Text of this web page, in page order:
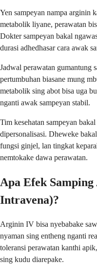
Yen sampeyan nampa arginin
metabolik liyane, perawatan
Dokter sampeyan bakal
durasi adhedhasar cara awak
Jadwal perawatan gumantung
pertumbuhan biasane mung
metabolik sing abot bisa uga
nganti awak sampeyan stabil.
Tim kesehatan sampeyan
dipersonalisasi. Dheweke
fungsi ginjel, lan tingkat
nemtokake dawa perawatan.
Apa Efek
Intravena)?
Arginin IV bisa nyebabake
nyaman sing entheng nganti
toleransi perawatan kanthi
sing kudu diarepake.